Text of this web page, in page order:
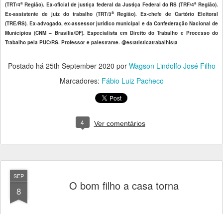
(TRT/4a Região). Ex-oficial de justiça federal da Justiça Federal do RS (TRF/4aRegião).
Ex-assistente de juiz do trabalho (TRT/3aRegião). Ex-chefe de Cartório Eleitoral
(TRE/RS). Ex-advogado, ex-assessor jurídico municipal e da Confederação Nacional de
Municípios (CNM – Brasília/DF). Especialista em Direito do Trabalho e Processo do
Trabalho pela PUC/RS. Professor e palestrante. @estatisticatrabalhista
Postado há 25th September 2020 por Wagson Lindolfo José Filho
Marcadores: Fábio Luiz Pacheco
4 Ver comentários
SEP
8 O bom filho a casa torna